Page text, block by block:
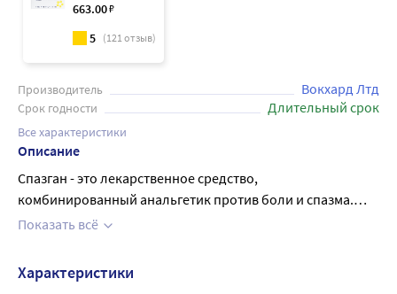
663.00₽
5 (121отзыв)
Производитель Вокхард Лтд
Срок годности Длительный срок
Все характеристики
Описание
Спазган - это лекарственное средство,
комбинированный анальгетик против боли и спазма.
Таблетки содержат такие действующие вещества, как
которые усиливают друг друга, ускоряя начало действия
и продолжительность терапевтического эффекта.
Показать всё
Характеристики